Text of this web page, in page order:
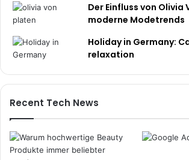
Der Einfluss von Olivia
moderne Modetrends
Holiday in Germany:
relaxation
Recent Tech News